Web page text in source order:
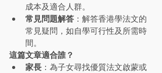
成本及適合人群。
常見問題解答 ：解答香港學法文的
常見疑問，如自學可行性及所需時
間。
這篇文章適合誰？
家長 ：為子女尋找優質法文啟蒙或